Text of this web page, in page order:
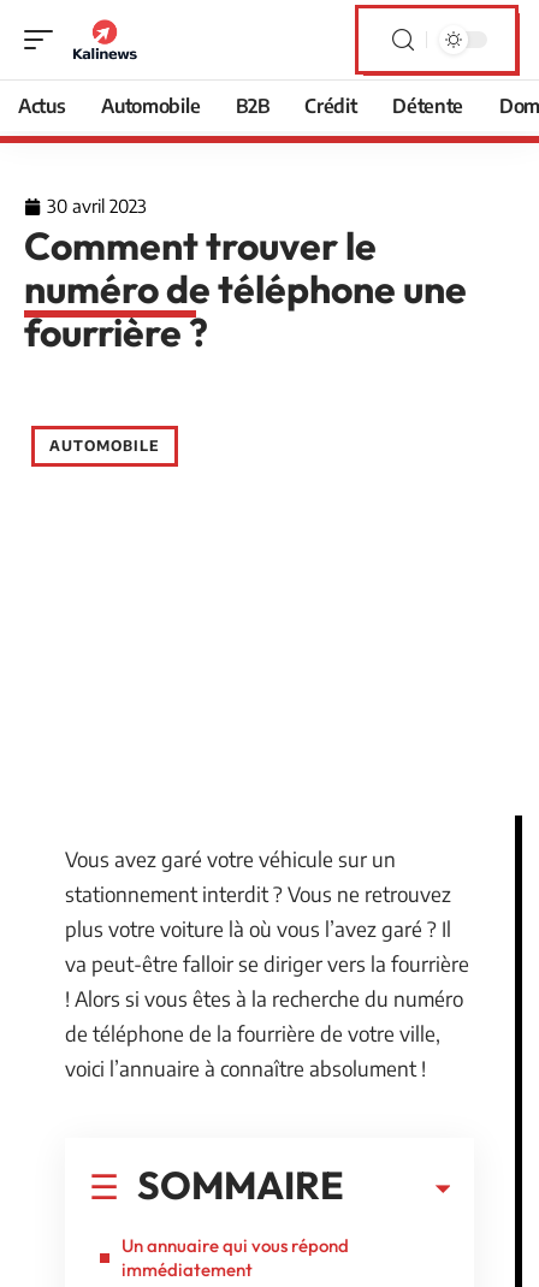
Actus Automobile B2B Crédit Détente
30 avril 2023
Comment trouver le
numéro de téléphone une
fourrière ?
AUTOMOBILE
Vous avez garé votre véhicule sur un
stationnement interdit ? Vous ne retrouvez
plus votre voiture là où vous l’avez garé ? Il
va peut-être falloir se diriger vers la fourrière
! Alors si vous êtes à la recherche du numéro
de téléphone de la fourrière de votre ville,
voici l’annuaire à connaître absolument !
SOMMAIRE
Un annuaire qui vous répond
immédiatement